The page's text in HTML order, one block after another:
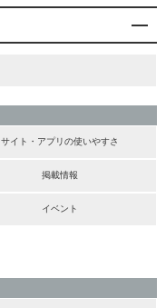
サイト・アプリの使いやすさ
掲載情報
イベント